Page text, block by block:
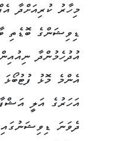
މިހާރު ކުރިއަށްދާ
ޑިވިޝަންގެ ބޮޑެތި
އުދުހެމުންދާ
އަހަރުގެ އަލީ
ދެވަނަ